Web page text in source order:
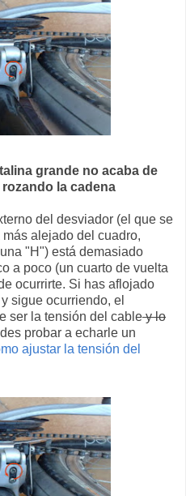
grande no acaba de
la cadena
del desviador (el que se
alejado del cuadro,
"H") está demasiado
a poco (un cuarto de vuelta
ocurrirte. Si has aflojado
sigue ocurriendo, el
ser la tensión del cabley lo
probar a echarle un
ajustar la tensión del